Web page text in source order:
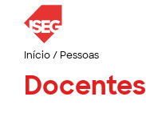
Início/ Pessoas
Docentes